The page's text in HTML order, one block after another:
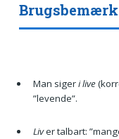
Man sigeri live
”levende”.
Liver talbart: